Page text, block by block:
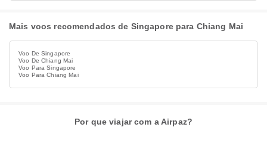
Mais voos recomendados de Singapore para Chiang Mai
Voo De Singapore
Voo De Chiang Mai
Voo Para Singapore
Voo Para Chiang Mai
Por que viajar com a Airpaz?